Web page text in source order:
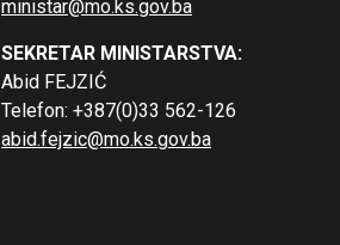
ministar@mo.ks.gov.ba
SEKRETAR MINISTARSTVA:
Abid FEJZIĆ
Telefon: +387(0)33 562-126
abid.fejzic@mo.ks.gov.ba